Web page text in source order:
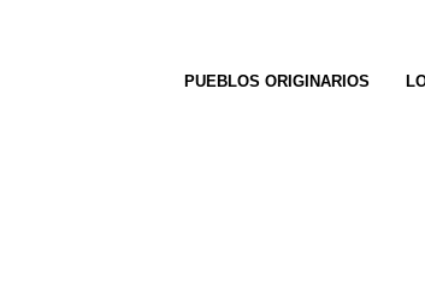
PUEBLOS ORIGINARIOS